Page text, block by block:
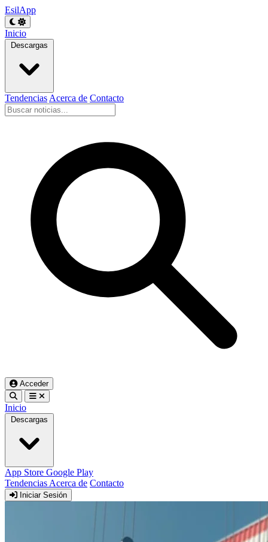
EsilApp
Inicio
Descargas
Tendencias Acerca de Contacto
Acceder
Inicio
Descargas
App Store Google Play
Tendencias Acerca de Contacto
Iniciar Sesión